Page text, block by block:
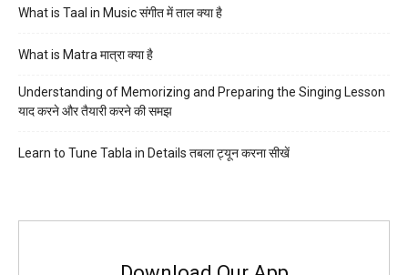
What is Taal in Music संगीत में ताल क्या है
What is Matra मात्रा क्या है
Understanding of Memorizing and Preparing the Singing Lesson
याद करने और तैयारी करने की समझ
Learn to Tune Tabla in Details तबला ट्यून करना सीखें